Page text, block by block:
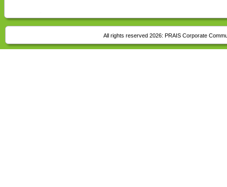
All rights reserved 2026: PRAIS Corporate